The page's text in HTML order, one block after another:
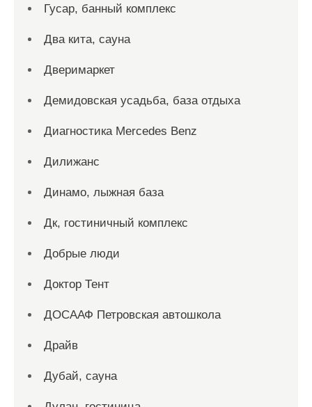
Гусар, банный комплекс
Два кита, сауна
Дверимаркет
Демидовская усадьба, база отдыха
Диагностика Mercedes Benz
Дилижанс
Динамо, лыжная база
Дк, гостиничный комплекс
Добрые люди
Доктор Тент
ДОСААФ Петровская автошкола
Драйв
Дубай, сауна